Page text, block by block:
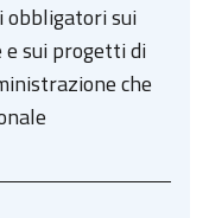
obbligatori sui
sui progetti di
che